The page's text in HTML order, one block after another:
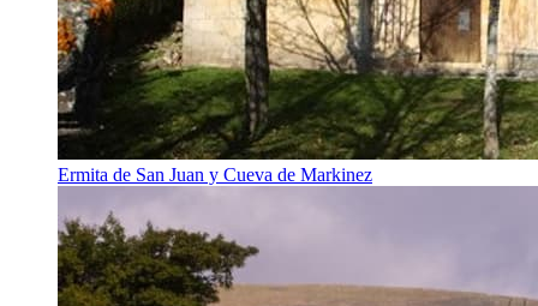
Ermita de San Juan y Cueva de Markinez